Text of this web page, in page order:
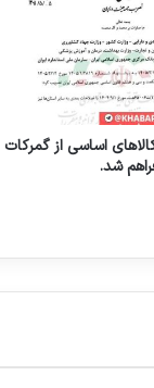
ل
ا
خ
ی
ر
ب
ا
ص
ه
ا
اساسی از گمرکات
شد.